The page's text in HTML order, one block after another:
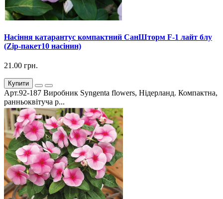
Насіння катарантус компактний СанШторм F-1 лайт блу
(Zip-пакет10 насінин)
21.00 грн.
Купити
Арт.92-187 Виробник Syngenta flowers, Нідерланд. Компактна,
ранньоквітуча р...